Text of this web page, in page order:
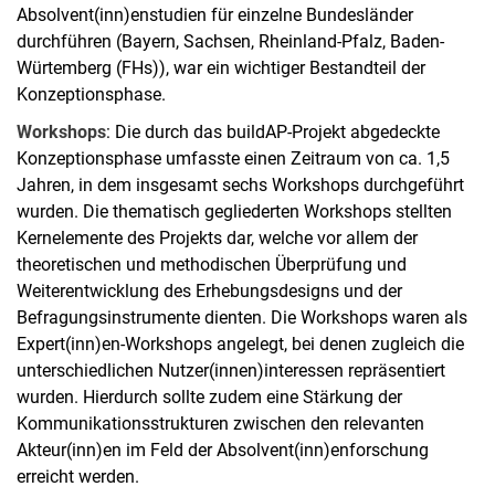
Absolvent(inn)enstudien für einzelne Bundesländer
durchführen (Bayern, Sachsen, Rheinland-Pfalz, Baden-
Würtemberg (FHs)), war ein wichtiger Bestandteil der
Konzeptionsphase.
Workshops: Die durch das buildAP-Projekt abgedeckte
Konzeptionsphase umfasste einen Zeitraum von ca. 1,5
Jahren, in dem insgesamt sechs Workshops durchgeführt
wurden. Die thematisch gegliederten Workshops stellten
Kernelemente des Projekts dar, welche vor allem der
theoretischen und methodischen Überprüfung und
Weiterentwicklung des Erhebungsdesigns und der
Befragungsinstrumente dienten. Die Workshops waren als
Expert(inn)en-Workshops angelegt, bei denen zugleich die
unterschiedlichen Nutzer(innen)interessen repräsentiert
wurden. Hierdurch sollte zudem eine Stärkung der
Kommunikationsstrukturen zwischen den relevanten
Akteur(inn)en im Feld der Absolvent(inn)enforschung
erreicht werden.